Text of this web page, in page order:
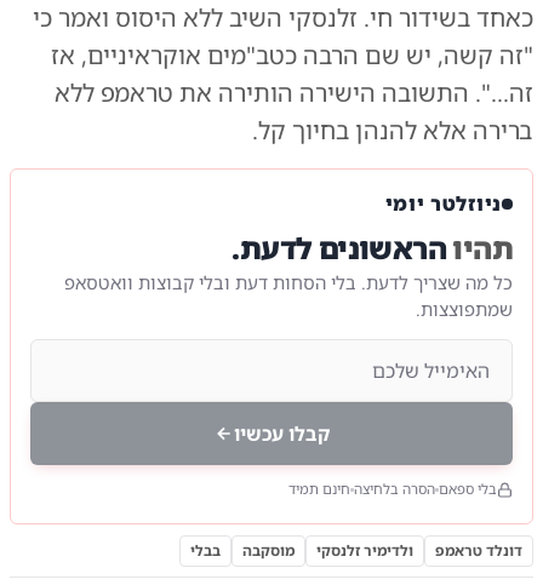
כאחד בשידור חי. זלנסקי השיב ללא היסוס ואמר כי
"זה קשה, יש שם הרבה כטב"מים אוקראיניים, אז
זה...". התשובה הישירה הותירה את טראמפ ללא
ברירה אלא להנהן בחיוך קל.
ניוזלטר יומי
תהיוהראשונים לדעת.
כל מה שצריך לדעת. בלי הסחות דעת ובלי קבוצות וואטסאפ
שמתפוצצות.
קבלו עכשיו
בלי ספאם הסרה בלחיצה חינם תמיד
דונלד טראמפ ולדימיר זלנסקי מוסקבה בבלי